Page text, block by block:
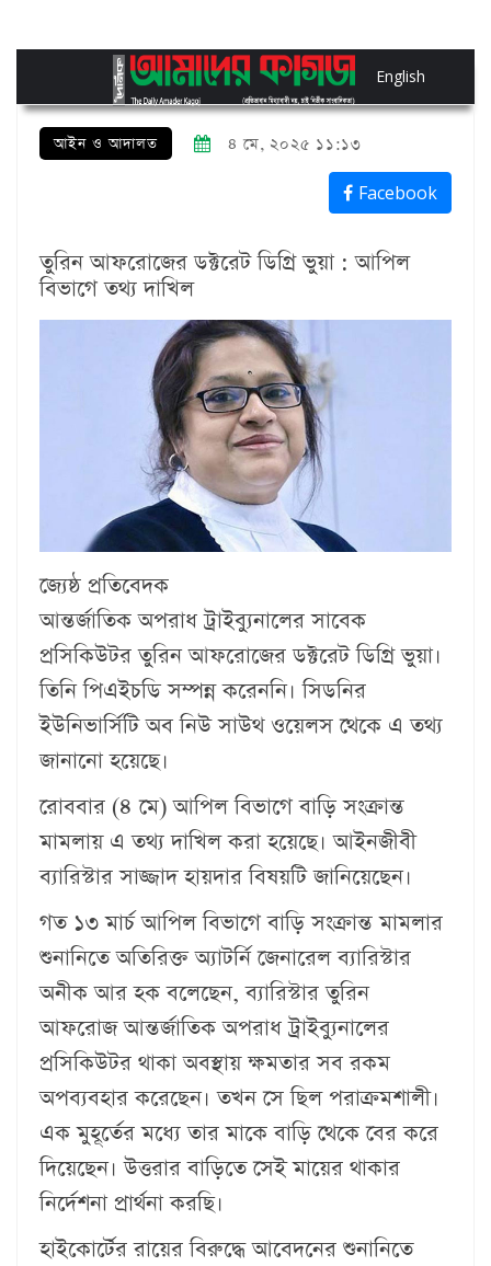
English
আইন ও আদালত ৪ মে, ২০২৫ ১১:১৩
Facebook
তুরিন আফরোজের ডক্টরেট ডিগ্রি ভুয়া : আপিল
বিভাগে তথ্য দাখিল
জ্যেষ্ঠ প্রতিবেদক
আন্তর্জাতিক অপরাধ ট্রাইব্যুনালের সাবেক
প্রসিকিউটর তুরিন আফরোজের ডক্টরেট ডিগ্রি ভুয়া।
তিনি পিএইচডি সম্পন্ন করেননি। সিডনির
ইউনিভার্সিটি অব নিউ সাউথ ওয়েলস থেকে এ তথ্য
জানানো হয়েছে।
রোববার (৪ মে) আপিল বিভাগে বাড়ি সংক্রান্ত
মামলায় এ তথ্য দাখিল করা হয়েছে। আইনজীবী
ব্যারিস্টার সাজ্জাদ হায়দার বিষয়টি জানিয়েছেন।
গত ১৩ মার্চ আপিল বিভাগে বাড়ি সংক্রান্ত মামলার
শুনানিতে অতিরিক্ত অ্যাটর্নি জেনারেল ব্যারিস্টার
অনীক আর হক বলেছেন, ব্যারিস্টার তুরিন
আফরোজ আন্তর্জাতিক অপরাধ ট্রাইব্যুনালের
প্রসিকিউটর থাকা অবস্থায় ক্ষমতার সব রকম
অপব্যবহার করেছেন। তখন সে ছিল পরাক্রমশালী।
এক মুহূর্তের মধ্যে তার মাকে বাড়ি থেকে বের করে
দিয়েছেন। উত্তরার বাড়িতে সেই মায়ের থাকার
নির্দেশনা প্রার্থনা করছি।
হাইকোর্টের রায়ের বিরুদ্ধে আবেদনের শুনানিতে